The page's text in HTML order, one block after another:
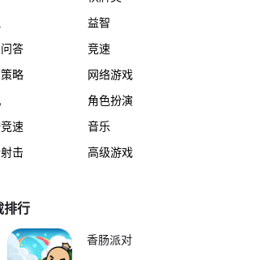
益智
答
竞速
略
网络游戏
角色扮演
速
音乐
击
高级游戏
排行
香肠派对